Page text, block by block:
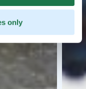
only